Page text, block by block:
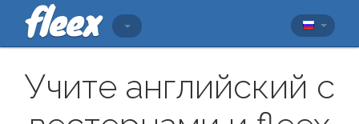
Учите английский с